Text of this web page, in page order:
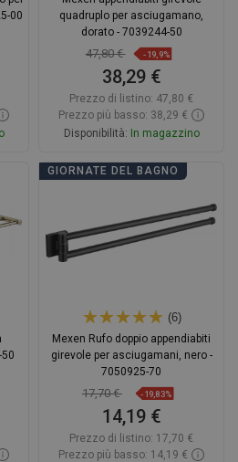
00
quadruplo per asciugamano,
dorato - 7039244-50
47,80 € -19,9%
38,29 €
Prezzo di listino: 47,80 €
Prezzo più basso: 38,29 €
Disponibilità: In magazzino
Aggiungi al carrello
GIORNATE DEL BAGNO
(6)
Mexen Rufo doppio appendiabiti
girevole per asciugamani, nero -
7050925-70
17,70 € -19,83%
14,19 €
Prezzo di listino: 17,70 €
Prezzo più basso: 14,19 €